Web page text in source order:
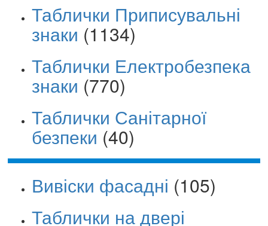
Таблички Приписувальні
знаки (1134)
Таблички Електробезпека
знаки (770)
Таблички Санітарної
безпеки (40)
Вивіски фасадні (105)
Таблички на двері